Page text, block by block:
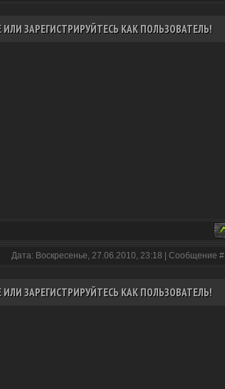
ЗАРЕГИСТРИРУЙТЕСЬ КАК ПОЛЬЗОВАТЕЛЬ!
Дата: Воскресенье, 27.06.2010, 23:18 | Сообщение #
ЗАРЕГИСТРИРУЙТЕСЬ КАК ПОЛЬЗОВАТЕЛЬ!